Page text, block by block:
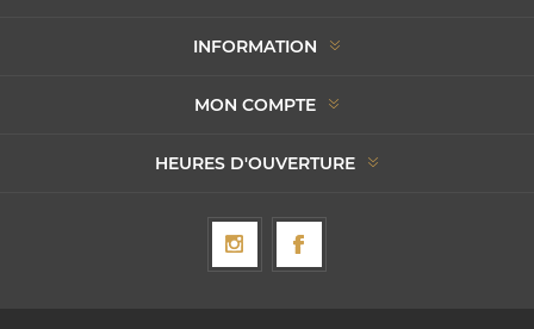
INFORMATION
MON COMPTE
HEURES D'OUVERTURE